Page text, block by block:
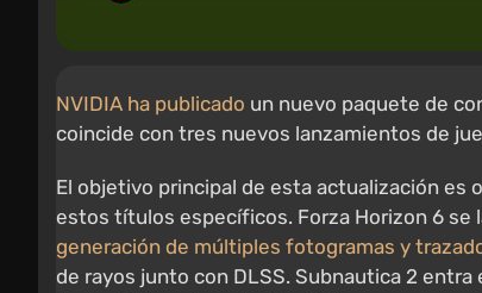
NVIDIA ha publicado un nuevo paquete de
coincide con tres nuevos lanzamientos de
El objetivo principal de esta actualización es
estos títulos específicos. Forza Horizon 6 se
generación de múltiples fotogramas y
de rayos junto con DLSS. Subnautica 2